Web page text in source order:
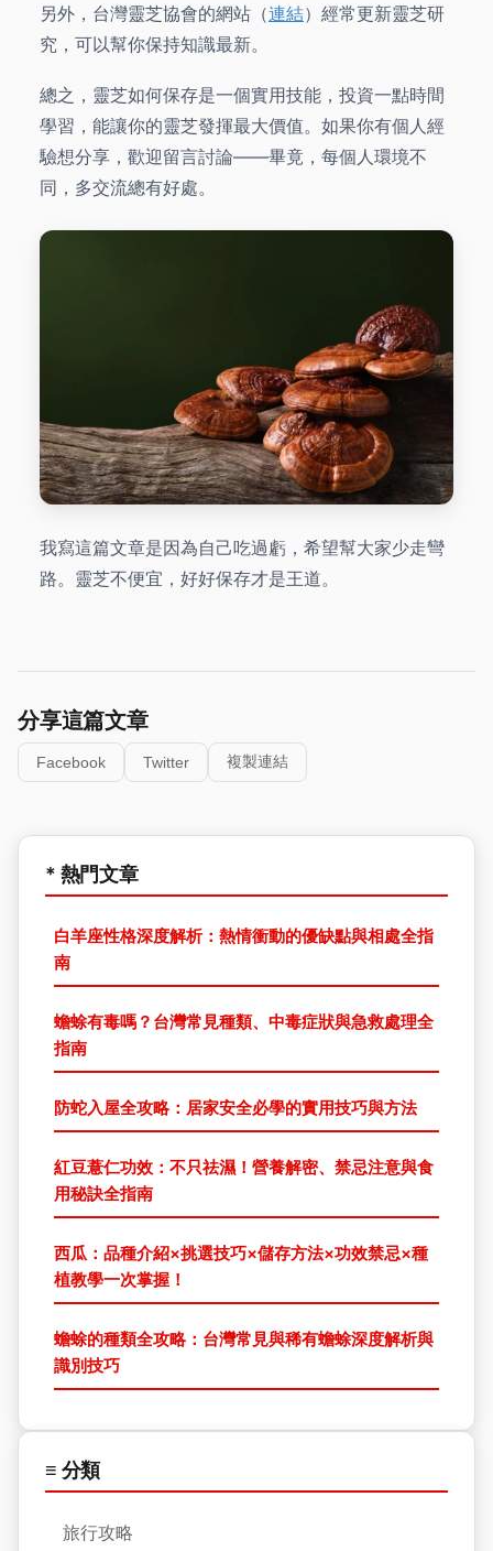
另外，台灣靈芝協會的網站（連結）經常更新靈芝研
究，可以幫你保持知識最新。
總之，靈芝如何保存是一個實用技能，投資一點時間
學習，能讓你的靈芝發揮最大價值。如果你有個人經
驗想分享，歡迎留言討論——畢竟，每個人環境不
同，多交流總有好處。
我寫這篇文章是因為自己吃過虧，希望幫大家少走彎
路。靈芝不便宜，好好保存才是王道。
分享這篇文章
Facebook Twitter 複製連結
* 熱門文章
白羊座性格深度解析：熱情衝動的優缺點與相處全指
南
蟾蜍有毒嗎？台灣常見種類、中毒症狀與急救處理全
指南
防蛇入屋全攻略：居家安全必學的實用技巧與方法
紅豆薏仁功效：不只祛濕！營養解密、禁忌注意與食
用秘訣全指南
西瓜：品種介紹×挑選技巧×儲存方法×功效禁忌×種
植教學一次掌握！
蟾蜍的種類全攻略：台灣常見與稀有蟾蜍深度解析與
識別技巧
≡ 分類
旅行攻略